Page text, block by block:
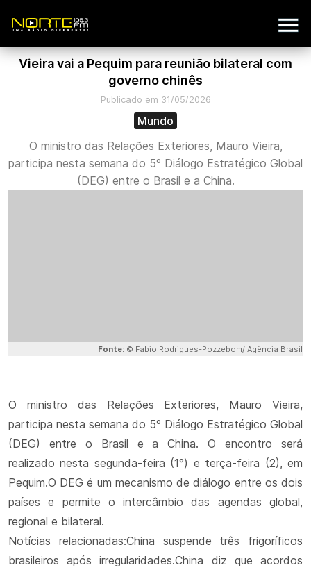
Vieira vai a Pequim para reunião bilateral com
governo chinês
Publicado em 31/05/2026
Mundo
O ministro das Relações Exteriores, Mauro Vieira,
participa nesta semana do 5º Diálogo Estratégico Global
(DEG) entre o Brasil e a China.
Fonte: © Fabio Rodrigues-Pozzebom/ Agência Brasil
O ministro das Relações Exteriores, Mauro Vieira,
participa nesta semana do 5º Diálogo Estratégico Global
(DEG) entre o Brasil e a China. O encontro será
realizado nesta segunda-feira (1°) e terça-feira (2), em
Pequim.O DEG é um mecanismo de diálogo entre os dois
países e permite o intercâmbio das agendas global,
regional e bilateral.
Notícias relacionadas:China suspende três frigoríficos
brasileiros após irregularidades.China diz que acordos